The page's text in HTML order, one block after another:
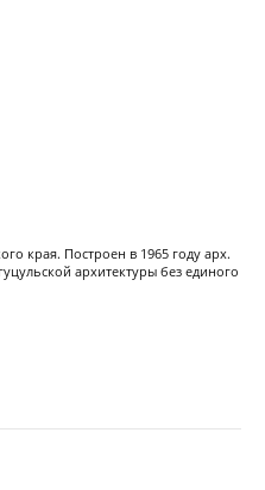
края. Построен в 1965 году арх.
архитектуры без единого